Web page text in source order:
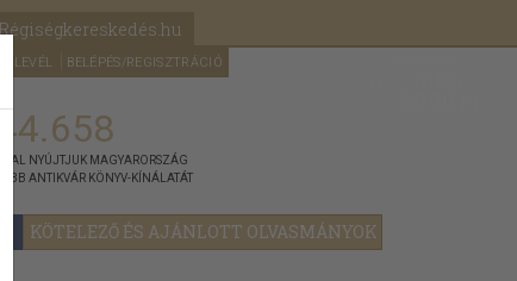
BELÉPÉS/REGISZTRÁCIÓ
KÖTELEZŐ ÉS AJÁNLOTT OLVASMÁNYOK
NYÚJTJUK MAGYARORSZÁG
ANTIKVÁR KÖNYV-KÍNÁLATÁT